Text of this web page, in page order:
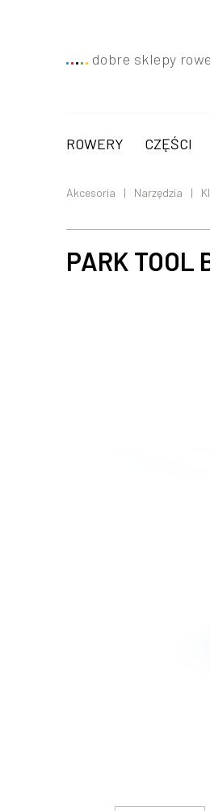
dobre sklepy
ROWERY CZĘŚCI
Akcesoria Narzędzia
PARK TOOL